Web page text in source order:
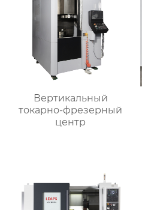
Вертикальный
токарно-фрезерный
центр